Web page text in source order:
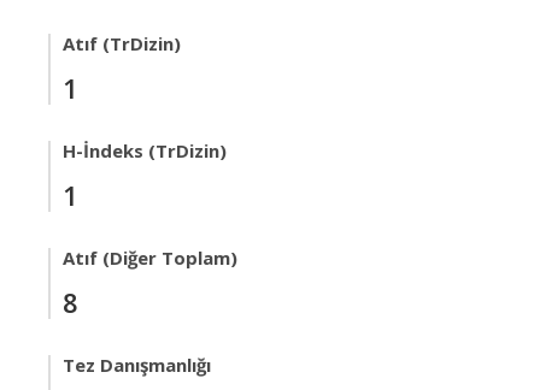
Atıf (TrDizin)
1
H-İndeks (TrDizin)
1
Atıf (Diğer Toplam)
8
Tez Danışmanlığı